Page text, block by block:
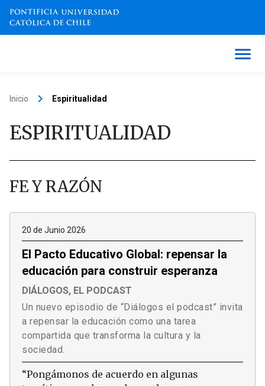
Inicio keyboard_arrow_right Espiritualidad
ESPIRITUALIDAD
FE Y RAZÓN
20 de Junio 2026
El Pacto Educativo Global: repensar la
educación para construir esperanza
DIÁLOGOS, EL PODCAST
Un nuevo episodio de “Diálogos el podcast” invita
a repensar la educación como una tarea
compartida que transforma la cultura y la
sociedad.
“Pongámonos de acuerdo en algunas